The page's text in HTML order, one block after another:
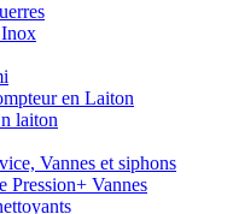
en Laiton
laiton
Vannes et siphons
Pression+ Vannes